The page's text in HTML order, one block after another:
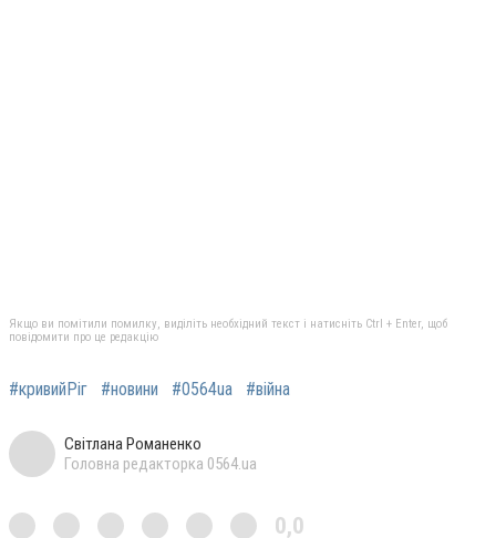
Якщо ви помітили помилку, виділіть необхідний текст і натисніть Ctrl + Enter, щоб
повідомити про це редакцію
#кривийРіг #новини #0564ua #війна
Світлана Романенко
Головна редакторка 0564.ua
0,0